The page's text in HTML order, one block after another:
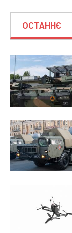
ОСТАННЄ